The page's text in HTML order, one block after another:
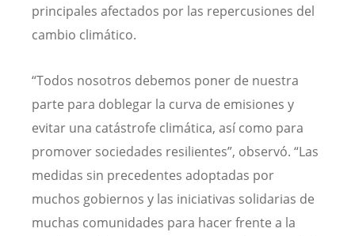
principales afectados por las repercusiones del
cambio climático.
“Todos nosotros debemos poner de nuestra
parte para doblegar la curva de emisiones y
evitar una catástrofe climática, así como para
promover sociedades resilientes”, observó. “Las
medidas sin precedentes adoptadas por
muchos gobiernos y las iniciativas solidarias de
muchas comunidades para hacer frente a la